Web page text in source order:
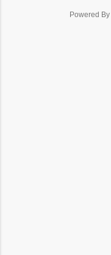
Powered By